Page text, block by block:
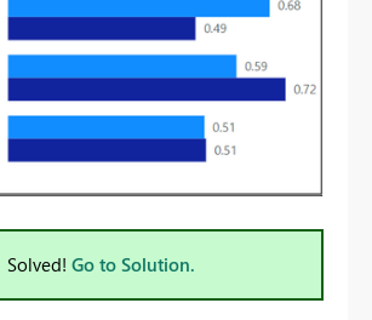
Solved! Go to Solution.